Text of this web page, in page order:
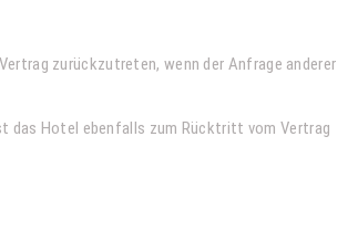
zurückzutreten, wenn der Anfrage anderer
das Hotel ebenfalls zum Rücktritt vom Vertrag